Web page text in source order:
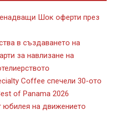
Шок оферти през
в създаването на
за навлизане на
Coffee спечели 30-ото
of Panama 2026
юбилея на движението